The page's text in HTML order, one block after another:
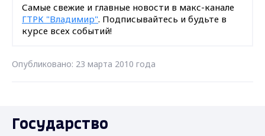
Самые свежие и главные новости в макс-канале
ГТРК "Владимир". Подписывайтесь и будьте в
курсе всех событий!
Опубликовано: 23 марта 2010 года
Государство